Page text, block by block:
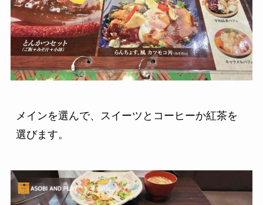
メインを選んで、スイーツとコーヒーか紅茶を
選びます。